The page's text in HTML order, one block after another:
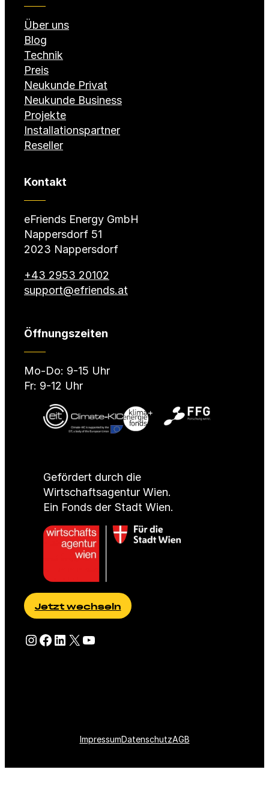
Über uns
Blog
Technik
Preis
Neukunde Privat
Neukunde Business
Projekte
Installationspartner
Reseller
Kontakt
eFriends Energy GmbH
Nappersdorf 51
2023 Nappersdorf
+43 2953 20102
support@efriends.at
Öffnungszeiten
Mo-Do: 9-15 Uhr
Fr: 9-12 Uhr
Gefördert durch die
Wirtschaftsagentur Wien.
Ein Fonds der Stadt Wien.
Jetzt wechseln
Besuche eFriends auf InstagramBesuche eFriends auf Facebook Besuche eFriends auf LinkedIn Besuche eFriends auf X (Twitter) Besuche eFriends auf YouTube
ImpressumDatenschutzAGB